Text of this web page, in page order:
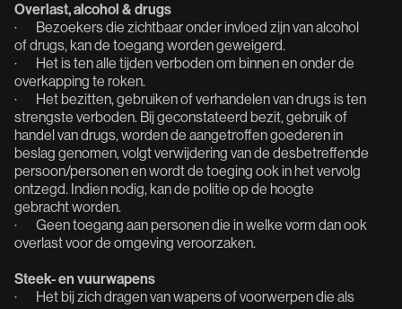
Overlast, alcohol & drugs
· Bezoekers die zichtbaar onder invloed zijn van alcohol
of drugs, kan de toegang worden geweigerd.
· Het is ten alle tijden verboden om binnen en onder de
overkapping te roken.
· Het bezitten, gebruiken of verhandelen van drugs is ten
strengste verboden. Bij geconstateerd bezit, gebruik of
handel van drugs, worden de aangetroffen goederen in
beslag genomen, volgt verwijdering van de desbetreffende
persoon/personen en wordt de toeging ook in het vervolg
ontzegd. Indien nodig, kan de politie op de hoogte
gebracht worden.
· Geen toegang aan personen die in welke vorm dan ook
overlast voor de omgeving veroorzaken.
Steek- en vuurwapens
· Het bij zich dragen van wapens of voorwerpen die als